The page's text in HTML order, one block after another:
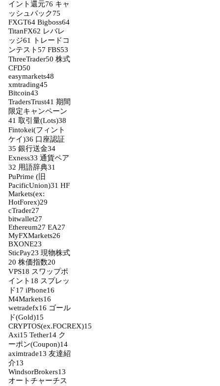
イント還元76 キャ
ッシュバック75
FXGT64 Bigboss64
TitanFX62 レバレ
ッジ61
トレードコ
ンテスト57 FBS53
ThreeTrader50 株式
CFD50
easymarkets48
xmtrading45
Bitcoin43
TradersTrust41 期間
限定キャンペーン
41 取引量(Lots)38
Fintokei(フィント
ケイ)36 口座認証
35 銀行送金34
Exness33 通貨ペア
32 用語辞典31
PuPrime (旧
PacificUnion)31 HF
Markets(ex:
HotForex)29
cTrader27
bitwallet27
Ethereum27 EA27
MyFXMarkets26
BXONE23
SticPay23 現物株式
20 株価指数20
VPS18 スワップポ
イント 18 スプレッ
ド17 iPhone16
M4Markets16
wetradefx16 ゴール
ド(Gold)15
CRYPTOS(ex.FOCREX)15
Axi15 Tether14 ク
ーポン(Coupon)14
aximtrade13 友達紹
介13
WindsorBrokers13
オートチャーチス